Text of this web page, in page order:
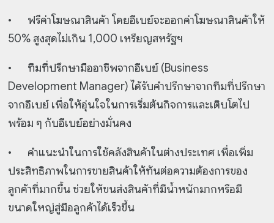
•
ฟรีค่าโฆษณาสินค้า โดยอีเบย์จะออกค่าโฆษณาสินค้าให้
50% สูงสุดไม่เกิน 1,000 เหรียญสหรัฐฯ
•
ทีมที่ปรึกษามืออาชีพจากอีเบย์ (Business
Development Manager) ได้รับคำปรึกษาจากทีมที่ปรึกษา
จากอีเบย์ เพื่อให้อุ่นใจในการเริ่มต้นกิจการและเติบโตไป
พร้อม ๆ กับอีเบย์อย่างมั่นคง
•
คำแนะนำในการใช้คลังสินค้าในต่างประเทศ เพื่อเพิ่ม
ประสิทธิภาพในการขายสินค้าให้ทันต่อความต้องการของ
ลูกค้าที่มากขึ้น ช่วยให้ขนส่งสินค้าที่มีน้ำหนักมากหรือมี
ขนาดใหญ่สู่มือลูกค้าได้เร็วขึ้น